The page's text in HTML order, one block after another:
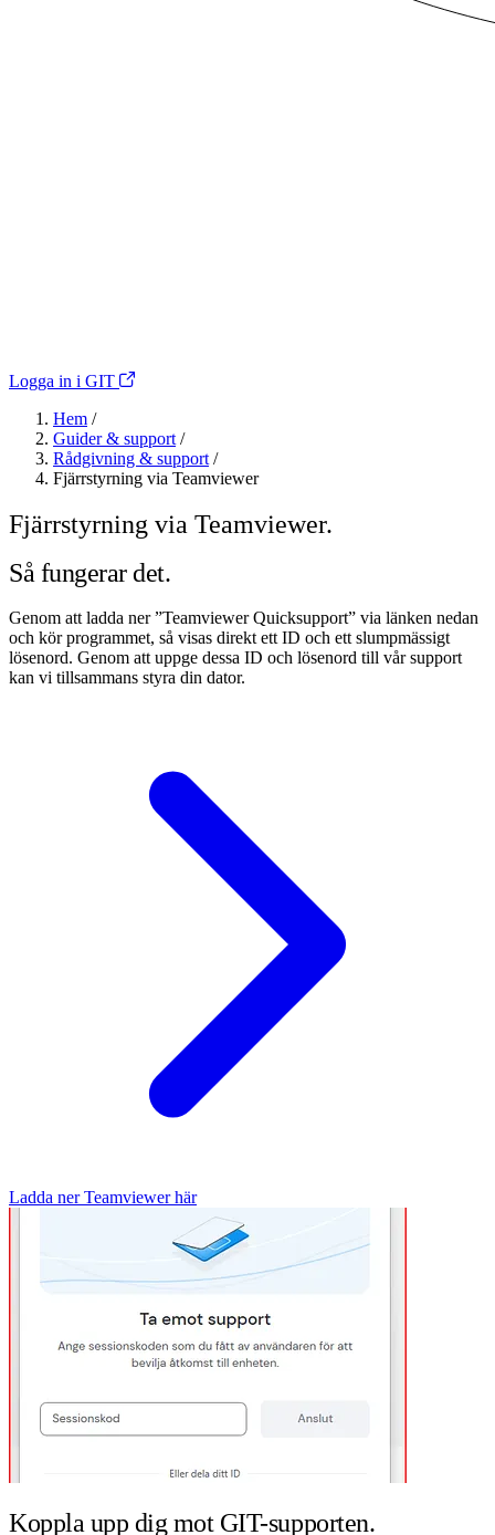
Logga in i GIT
Hem /
Guider & support /
Rådgivning & support /
Fjärrstyrning via Teamviewer
Fjärrstyrning via Teamviewer.
Så fungerar det.
Genom att ladda ner ”Teamviewer Quicksupport” via länken nedan
och kör programmet, så visas direkt ett ID och ett slumpmässigt
lösenord. Genom att uppge dessa ID och lösenord till vår support
kan vi tillsammans styra din dator.
Ladda ner Teamviewer här
Koppla upp dig mot GIT-supporten.